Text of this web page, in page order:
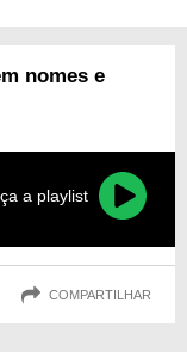
traz muitas surpresas.
nomes e
a playlist
COMPARTILHAR